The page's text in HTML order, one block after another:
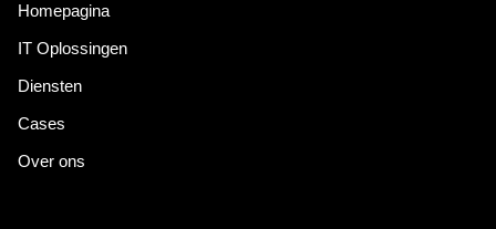
Homepagina
IT Oplossingen
Diensten
Cases
Over ons